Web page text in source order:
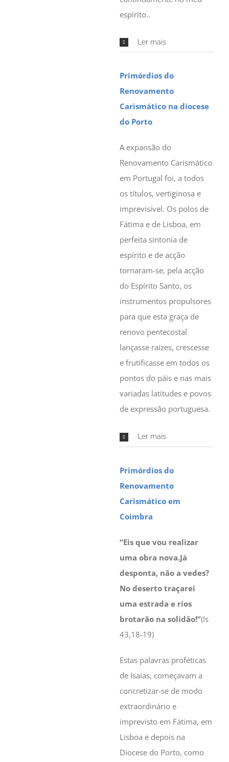
espírito..
Ler mais
Primórdios do
Renovamento
Carismático na diocese
do Porto
A expansão do
Renovamento Carismático
em Portugal foi, a todos
os títulos, vertiginosa e
imprevisível. Os polos de
Fátima e de Lisboa, em
perfeita sintonia de
espírito e de acção
tornaram-se, pela acção
do Espírito Santo, os
instrumentos propulsores
para que esta graça de
renovo pentecostal
lançasse raizes, crescesse
e frutificasse em todos os
pontos do páis e nas mais
variadas latitudes e povos
de expressão portuguesa.
Ler mais
Primórdios do
Renovamento
Carismático em
Coimbra
“Eis que vou realizar
uma obra nova.Já
desponta, não a vedes?
No deserto traçarei
uma estrada e rios
brotarão na solidão!”(Is
43,18-19)
Estas palavras proféticas
de Isaias, começavam a
concretizar-se de modo
extraordinário e
imprevisto em Fátima, em
Lisboa e depois na
Diocese do Porto, como